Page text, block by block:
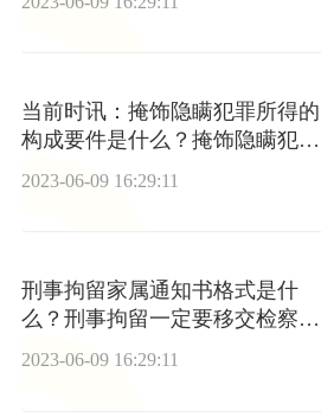
当前时讯：掩饰隐瞒犯罪所得的
构成要件是什么？掩饰隐瞒犯罪
2023-06-09 16:29:11
刑事拘留家属通知书格式是什
么？刑事拘留一定要移交检察院
吗？|全球热讯
2023-06-09 16:29:11